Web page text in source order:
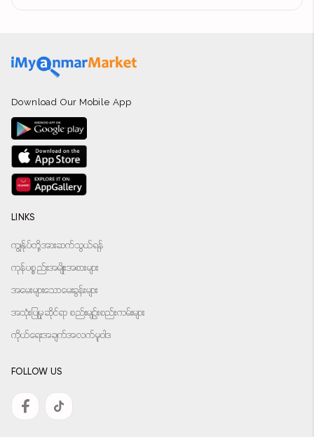
Download Our Mobile App
LINKS
ကျွန်ုပ်တို့အားဆက်သွယ်ရန်
ကုန်ပစ္စည်းအမျိုးအစားများ
အမေးများသောမေးခွန်းများ
အသုံးပြုမှုဆိုင်ရာ စည်းမျဉ်းစည်းကမ်းများ
ကိုယ်ရေးအချက်အလက်မူဝါဒ
FOLLOW US